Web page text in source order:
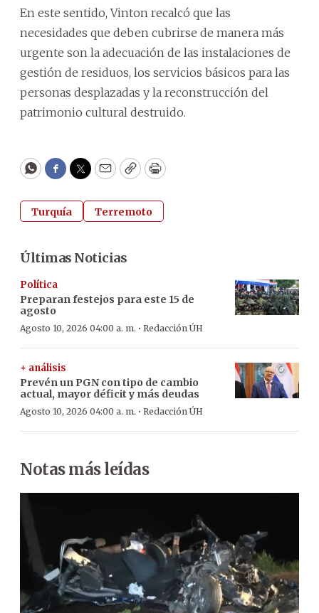
En este sentido, Vinton recalcó que las
necesidades que deben cubrirse de manera más
urgente son la adecuación de las instalaciones de
gestión de residuos, los servicios básicos para las
personas desplazadas y la reconstrucción del
patrimonio cultural destruido.
WhatsApp
Facebook
Twitter
EmailCopyPrint
Turquía Terremoto
Últimas Noticias
Política
Preparan festejos para este 15 de
agosto
Agosto 10, 2026 04:00 a. m. · Redacción ÚH
+ análisis
Prevén un PGN con tipo de cambio
actual, mayor déficit y más deudas
Agosto 10, 2026 04:00 a. m. · Redacción ÚH
Notas más leídas